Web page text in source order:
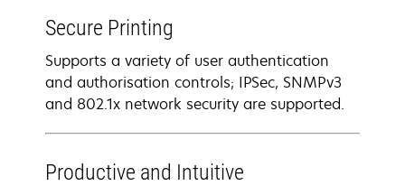
Secure Printing
Supports a variety of user authentication
and authorisation controls; IPSec, SNMPv3
and 802.1x network security are supported.
Productive and Intuitive